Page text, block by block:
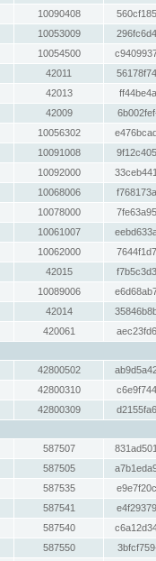
10090408
10053009
10054500
42011
42013
42009
10056302
10091008
10092000
10068006
10078000
10061007
10062000
42015
10089006
42014
420061
42800502
42800310
42800309
587507
587505
587535
587541
587540
587550